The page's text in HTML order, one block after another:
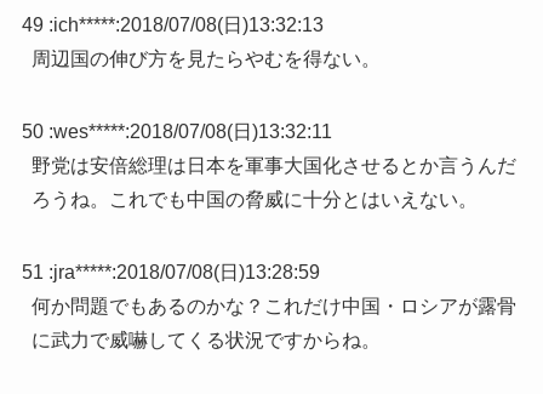
49 :ich*****:2018/07/08(日)13:32:13
周辺国の伸び方を見たらやむを得ない。
50 :wes*****:2018/07/08(日)13:32:11
野党は安倍総理は日本を軍事大国化させるとか言うんだ
ろうね。これでも中国の脅威に十分とはいえない。
51 :jra*****:2018/07/08(日)13:28:59
何か問題でもあるのかな？これだけ中国・ロシアが露骨
に武力で威嚇してくる状況ですからね。